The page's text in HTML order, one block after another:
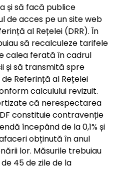
și să facă publice
de acces pe un site web
al Rețelei (DRR). În
să recalculeze tarifele
calea ferată în cadrul
și să transmită spre
Referință al Rețelei
calculului revizuit.
că nerespectarea
constituie contravenție
începând de la 0,1% și
obținută în anul
lor. Măsurile trebuiau
45 de zile de la